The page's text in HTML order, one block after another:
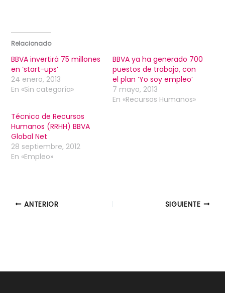
Relacionado
BBVA invertirá 75 millones
en ‘start-ups’
24 enero, 2013
En «Sin categoría»
BBVA ya ha generado 700
puestos de trabajo, con
el plan ‘Yo soy empleo’
7 mayo, 2013
En «Recursos Humanos»
Técnico de Recursos
Humanos (RRHH) BBVA
Global Net
28 septiembre, 2012
En «Empleo»
ANTERIOR SIGUIENTE